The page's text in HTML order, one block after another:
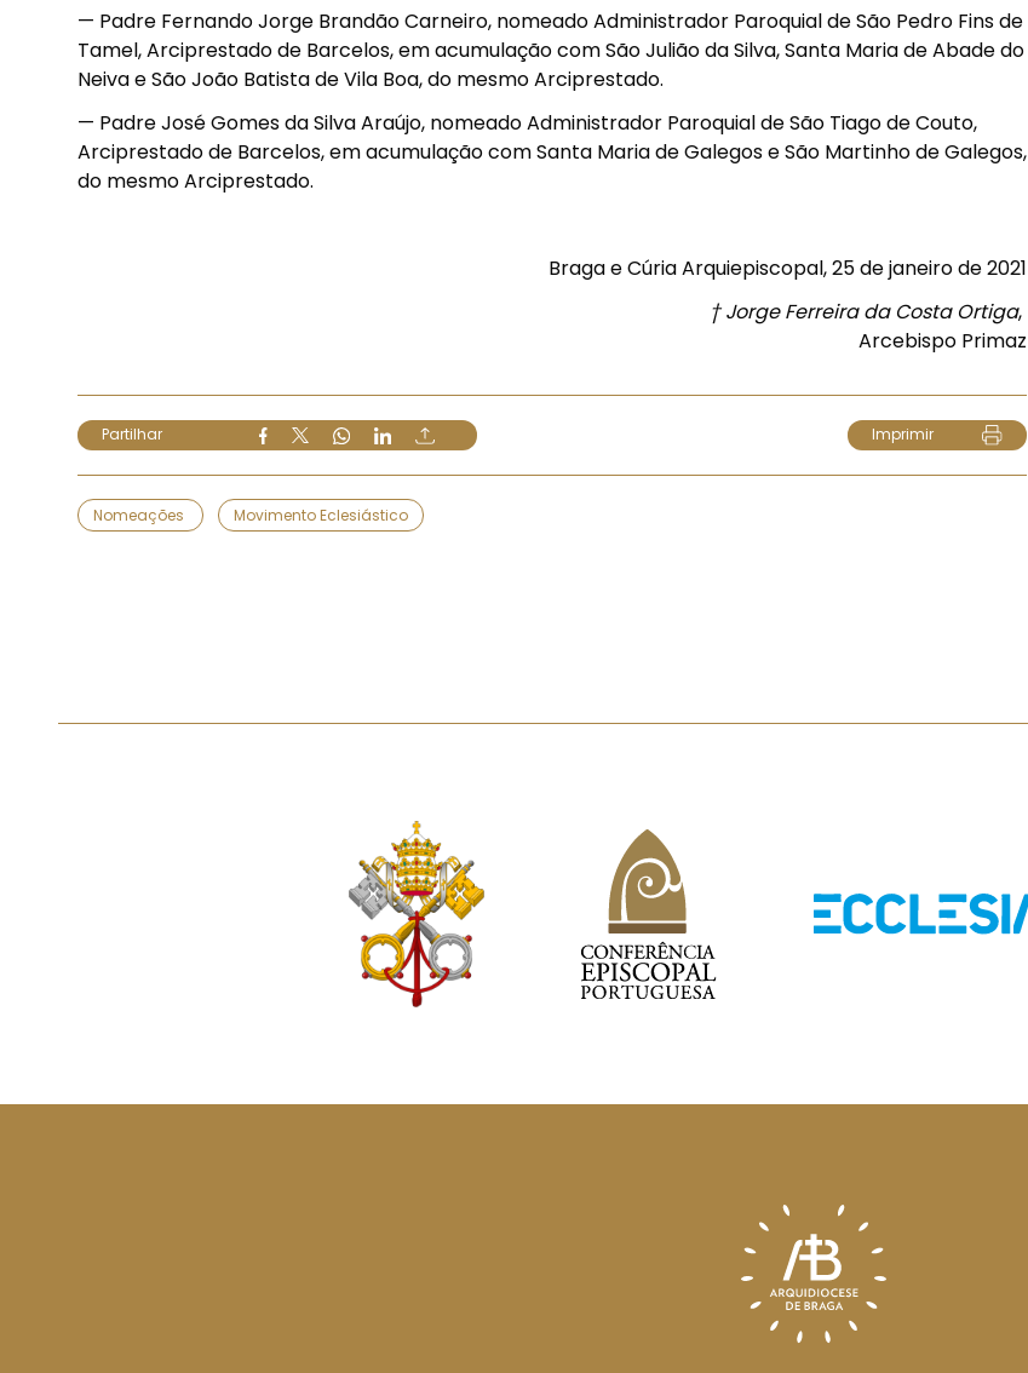
— Padre Fernando Jorge Brandão Carneiro, nomeado Administrador Paroquial de São Pedro Fins de
Tamel, Arciprestado de Barcelos, em acumulação com São Julião da Silva, Santa Maria de Abade do
Neiva e São João Batista de Vila Boa, do mesmo Arciprestado.
— Padre José Gomes da Silva Araújo, nomeado Administrador Paroquial de São Tiago de Couto,
Arciprestado de Barcelos, em acumulação com Santa Maria de Galegos e São Martinho de Galegos,
do mesmo Arciprestado.
Braga e Cúria Arquiepiscopal, 25 de janeiro de 2021
† Jorge Ferreira da Costa Ortiga,
Arcebispo Primaz
Partilhar Imprimir
Nomeações Movimento Eclesiástico